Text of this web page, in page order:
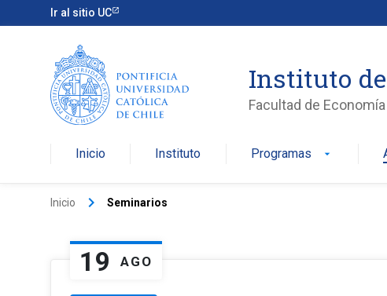
Ir al sitio UC
Instituto
Facultad de
Inicio Instituto Programas arrow_drop_down
Inicio keyboard_arrow_right Seminarios
19 AGO